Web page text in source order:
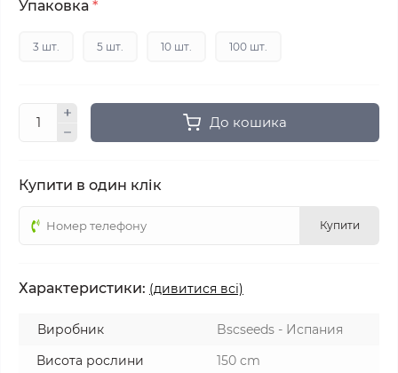
Упаковка *
3 шт. 5 шт. 10 шт. 100 шт.
До кошика
Купити в один клік
Купити
Характеристики: (дивитися всі)
Виробник
Bscseeds - Испания
Висота рослини
150 cm